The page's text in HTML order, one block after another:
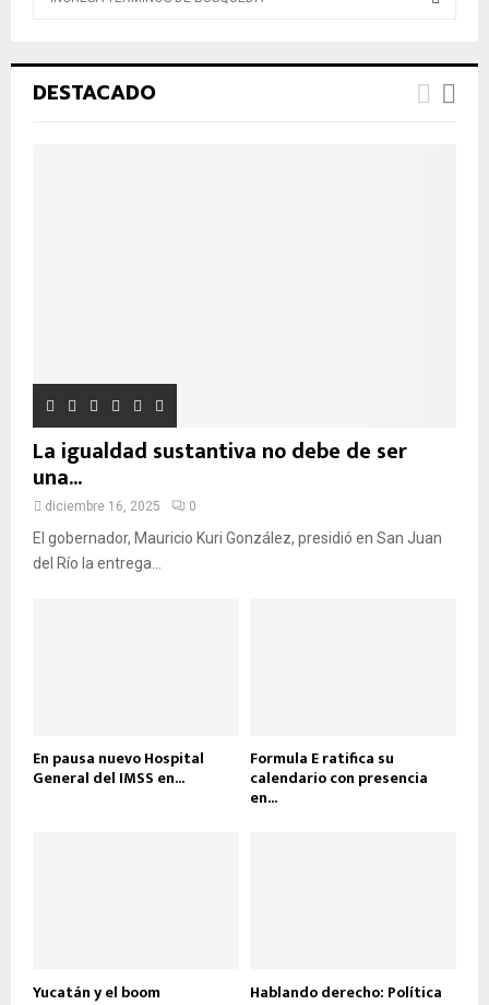
e
DESTACADO
La igualdad sustantiva no debe de ser
una...
diciembre 16, 2025 0
El gobernador, Mauricio Kuri González, presidió en San Juan
del Río la entrega...
En pausa nuevo Hospital
General del IMSS en...
Formula E ratifica su
calendario con presencia
en...
Yucatán y el boom Hablando derecho: Política